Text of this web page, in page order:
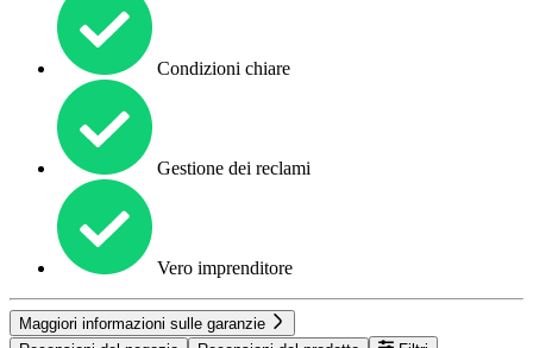
Condizioni chiare
Gestione dei reclami
Vero imprenditore
Maggiori informazioni sulle garanzie